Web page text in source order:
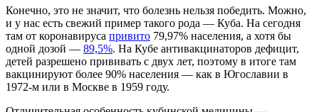
Конечно, это не значит, что болезнь нельзя победить. Можно,
и у нас есть свежий пример такого рода — Куба. На сегодня
там от коронавируса привито 79,97% населения, а хотя бы
одной дозой — 89,5%. На Кубе антивакцинаторов дефицит,
детей разрешено прививать с двух лет, поэтому в итоге там
вакцинируют более 90% населения — как в Югославии в
1972-м или в Москве в 1959 году.